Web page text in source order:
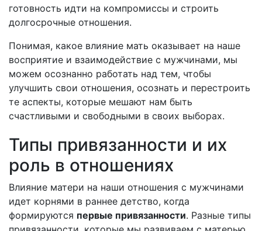
готовность идти на компромиссы и строить
долгосрочные отношения.
Понимая, какое влияние мать оказывает на наше
восприятие и взаимодействие с мужчинами, мы
можем осознанно работать над тем, чтобы
улучшить свои отношения, осознать и перестроить
те аспекты, которые мешают нам быть
счастливыми и свободными в своих выборах.
Типы привязанности и их
роль в отношениях
Влияние матери на наши отношения с мужчинами
идет корнями в раннее детство, когда
формируются первые привязанности. Разные типы